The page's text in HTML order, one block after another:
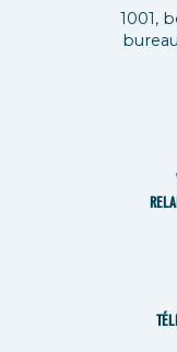
1001,